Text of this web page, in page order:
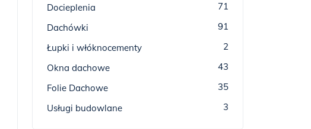
Docieplenia
71
Dachówki
91
Łupki i włóknocementy
2
Okna dachowe
43
Folie Dachowe
35
Usługi budowlane
3